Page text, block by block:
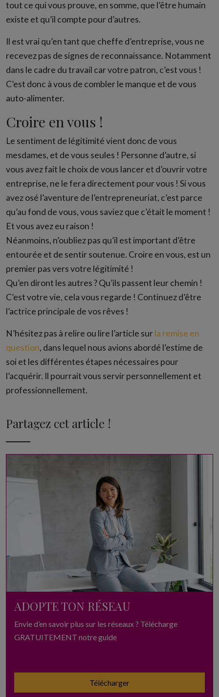
tout ce qui vous prouve, en somme, que l’être humain
existe et qu’il compte pour d’autres.
Il est vrai qu’en tant que cheffe d’entreprise, vous ne
recevez pas de signes de reconnaissance. Notamment
dans le cadre du travail car votre patron, c’est vous !
C’est donc à vous de combler le manque et de vous
auto-alimenter.
Croire en vous !
Le sentiment de légitimité vient donc de vous
mesdames, et de vous seules ! Personne d’autre, si
vous avez fait le choix de vous lancer et d’ouvrir votre
entreprise, ne le fera directement pour vous ! Si vous
avez osé l’aventure de l’entrepreneuriat, c’est parce
qu’au fond de vous, vous saviez que c’était le moment !
Et vous avez eu raison !
Néanmoins, n’oubliez pas qu’il est important d’être
entourée et de sentir soutenue. Croire en vous, est un
premier pas vers votre légitimité !
Qu’en diront les autres ? Qu’ils passent leur chemin !
C’est votre vie, cela vous regarde ! Continuez d’être
l’actrice principale de vos rêves !
N’hésitez pas à relire ou lire l’article surla remise en
question, dans lequel nous avions abordé l’estime de
soi et les différentes étapes nécessaires pour
l’acquérir. Il pourrait vous servir personnellement et
professionnellement.
Partagez cet article !
ADOPTE TON RÉSEAU
Envie d’en savoir plus sur les réseaux ? Télécharge
GRATUITEMENT notre guide
Télécharger